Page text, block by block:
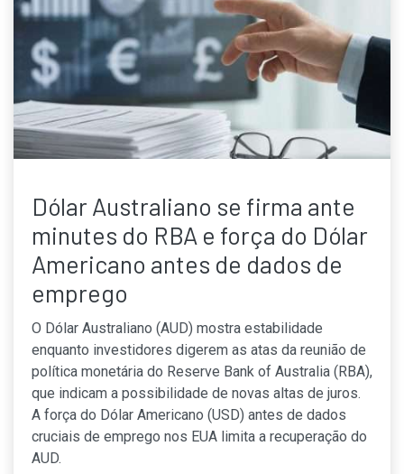
Dólar Australiano se firma ante
minutes do RBA e força do Dólar
Americano antes de dados de
emprego
O Dólar Australiano (AUD) mostra estabilidade
enquanto investidores digerem as atas da reunião de
política monetária do Reserve Bank of Australia (RBA),
que indicam a possibilidade de novas altas de juros.
A força do Dólar Americano (USD) antes de dados
cruciais de emprego nos EUA limita a recuperação do
AUD.